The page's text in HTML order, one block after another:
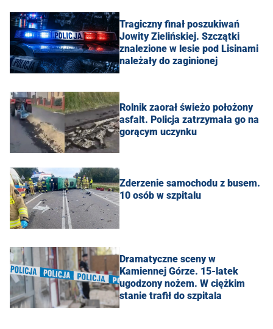
Tragiczny finał poszukiwań
Jowity Zielińskiej. Szczątki
znalezione w lesie pod Lisinami
należały do zaginionej
Rolnik zaorał świeżo położony
asfalt. Policja zatrzymała go na
gorącym uczynku
Zderzenie samochodu z busem.
10 osób w szpitalu
Dramatyczne sceny w
Kamiennej Górze. 15-latek
ugodzony nożem. W ciężkim
stanie trafił do szpitala